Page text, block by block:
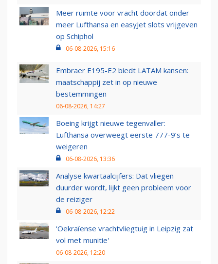
Meer ruimte voor vracht doordat onder
meer Lufthansa en easyJet slots vrijgeven
op Schiphol
06-08-2026, 15:16
Embraer E195-E2 biedt LATAM kansen:
maatschappij zet in op nieuwe
bestemmingen
06-08-2026, 14:27
Boeing krijgt nieuwe tegenvaller:
Lufthansa overweegt eerste 777-9’s te
weigeren
06-08-2026, 13:36
Analyse kwartaalcijfers: Dat vliegen
duurder wordt, lijkt geen probleem voor
de reiziger
06-08-2026, 12:22
'Oekraïense vrachtvliegtuig in Leipzig zat
vol met munitie'
06-08-2026, 12:20